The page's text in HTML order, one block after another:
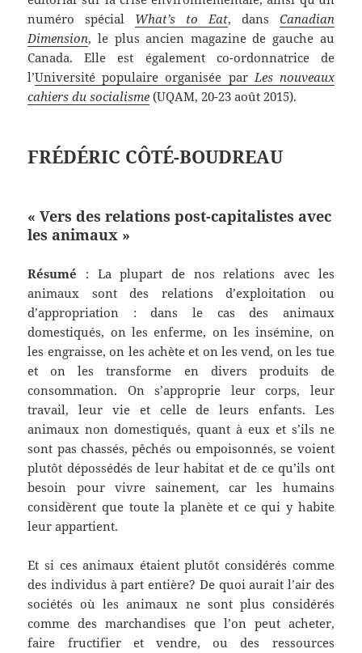
numéro spécial What’s to Eat, dans Canadian
Dimension, le plus ancien magazine de gauche au
Canada. Elle est également co-ordonnatrice de
l’Université populaire organisée parLes nouveaux
cahiers du socialisme (UQAM, 20-23 août 2015).
FRÉDÉRIC CÔTÉ-BOUDREAU
« Vers des relations post-capitalistes avec
les animaux »
Résumé : La plupart de nos relations avec les
animaux sont des relations d’exploitation ou
d’appropriation : dans le cas des animaux
domestiqués, on les enferme, on les insémine, on
les engraisse, on les achète et on les vend, on les tue
et on les transforme en divers produits de
consommation. On s’approprie leur corps, leur
travail, leur vie et celle de leurs enfants. Les
animaux non domestiqués, quant à eux et s’ils ne
sont pas chassés, pêchés ou empoisonnés, se voient
plutôt dépossédés de leur habitat et de ce qu’ils ont
besoin pour vivre sainement, car les humains
considèrent que toute la planète et ce qui y habite
leur appartient.
Et si ces animaux étaient plutôt considérés comme
des individus à part entière? De quoi aurait l’air des
sociétés où les animaux ne sont plus considérés
comme des marchandises que l’on peut acheter,
faire fructifier et vendre, ou des ressources